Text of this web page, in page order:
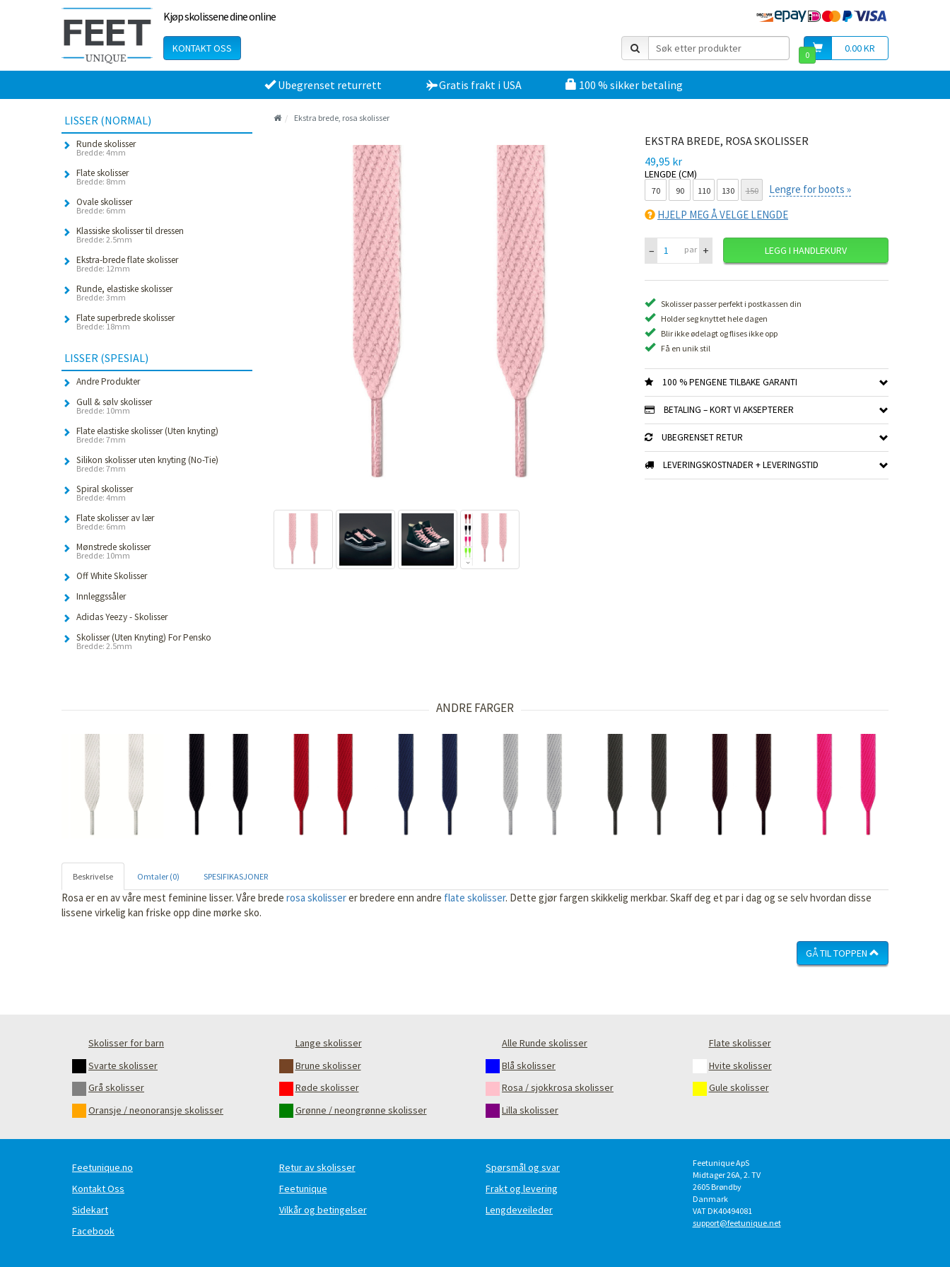
Kjøp skolissene dine online
KONTAKT OSS 0.00 KR
0
Ubegrenset returrett Gratis frakt i USA 100 % sikker betaling
LISSER (NORMAL)
Runde skolisser
Bredde: 4mm
Flate skolisser
Bredde: 8mm
Ovale skolisser
Bredde: 6mm
Klassiske skolisser til dressen
Bredde: 2.5mm
Ekstra-brede flate skolisser
Bredde: 12mm
Runde, elastiske skolisser
Bredde: 3mm
Flate superbrede skolisser
Bredde: 18mm
LISSER (SPESIAL)
Andre Produkter
Gull & sølv skolisser
Bredde: 10mm
Flate elastiske skolisser (Uten knyting)
Bredde: 7mm
Silikon skolisser uten knyting (No-Tie)
Bredde: 7mm
Spiral skolisser
Bredde: 4mm
Flate skolisser av lær
Bredde: 6mm
Mønstrede skolisser
Bredde: 10mm
Off White Skolisser
Innleggssåler
Adidas Yeezy - Skolisser
Skolisser (Uten Knyting) For Pensko
Bredde: 2.5mm
Ekstra brede, rosa skolisser
EKSTRA BREDE, ROSA SKOLISSER
49,95 kr
LENGDE (CM)
70 90 110 130 150
Lengre for boots »
HJELP MEG Å VELGE LENGDE
– par + LEGG I HANDLEKURV
Skolisser passer perfekt i postkassen din
Holder seg knyttet hele dagen
Blir ikke ødelagt og flises ikke opp
Få en unik stil
100 % PENGENE TILBAKE GARANTI
BETALING – KORT VI AKSEPTERER
UBEGRENSET RETUR
LEVERINGSKOSTNADER + LEVERINGSTID
ANDRE FARGER
Beskrivelse Omtaler (0) SPESIFIKASJONER
Rosa er en av våre mest feminine lisser. Våre brede rosa skolisserer bredere enn andre flate skolisser. Dette gjør fargen skikkelig merkbar. Skaff deg et par i dag og se selv hvordan disse
lissene virkelig kan friske opp dine mørke sko.
GÅ TIL TOPPEN
Skolisser for barn Lange skolisser Alle Runde skolisser
Flate skolisser
Svarte skolisser
Brune skolisser Blå skolisser
Hvite skolisser
Grå skolisser
Røde skolisser Rosa / sjokkrosa skolisser
Gule skolisser
Oransje / neonoransje skolisser
Grønne / neongrønne skolisser Lilla skolisser
Feetunique.no
Kontakt Oss
Sidekart
Facebook
Retur av skolisser
Spørsmål og svar
Feetunique
Frakt og levering
Vilkår og betingelser
Lengdeveileder
Feetunique ApS
Midtager 26A, 2. TV
2605Brøndby
Danmark
VAT DK40494081
support@feetunique.net